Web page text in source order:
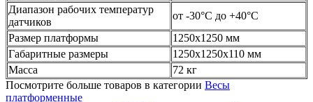
Диапазон рабочих температур
датчиков
от -30°C до +40°C
Размер платформы
1250х1250 мм
Габаритные размеры
1250х1250х110 мм
Масса
72 кг
Посмотрите больше товаров в категории Весы
платформенные